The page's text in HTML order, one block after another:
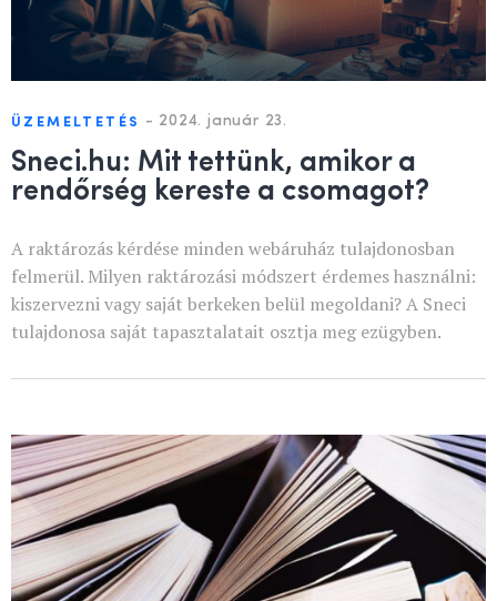
ÜZEMELTETÉS - 2024. január 23.
Sneci.hu: Mit tettünk, amikor a
rendőrség kereste a csomagot?
A raktározás kérdése minden webáruház tulajdonosban
felmerül. Milyen raktározási módszert érdemes használni:
kiszervezni vagy saját berkeken belül megoldani? A Sneci
tulajdonosa saját tapasztalatait osztja meg ezügyben.